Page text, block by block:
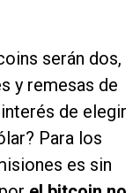
serán dos,
y remesas de
de elegir
Para los
es sin